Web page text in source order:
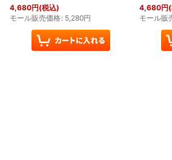
4,680円(税込)
モール販売価格: 5,280円
4,680円
モール販